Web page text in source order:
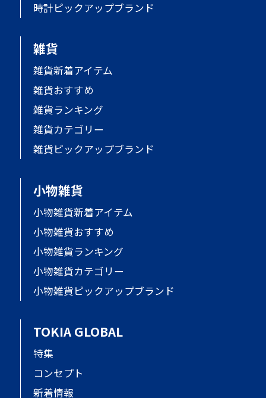
時計ピックアップブランド
雑貨
雑貨新着アイテム
雑貨おすすめ
雑貨ランキング
雑貨カテゴリー
雑貨ピックアップブランド
小物雑貨
小物雑貨新着アイテム
小物雑貨おすすめ
小物雑貨ランキング
小物雑貨カテゴリー
小物雑貨ピックアップブランド
TOKIA GLOBAL
特集
コンセプト
新着情報